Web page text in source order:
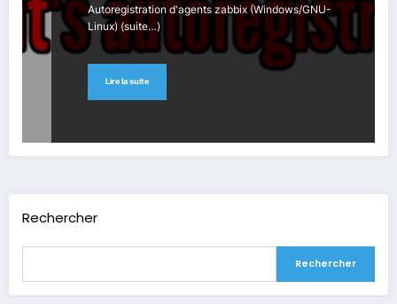
Autoregistration d'agents zabbix (Windows/GNU-
Linux) (suite…)
Lire la suite
Rechercher
Rechercher